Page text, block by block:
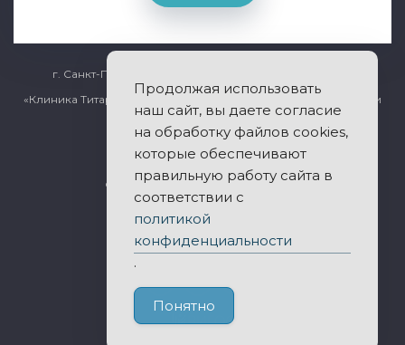
г. Санкт-Петербург, Общественный переулок дом 5
«Клиника Титарчука» - лечение заболеваний позвоночника и
суставов.
© 2011-2026 Все права защищены.
Публичная оферта
Политика конфиденциальности
Продолжая использовать
наш сайт, вы даете согласие
на обработку файлов cookies,
которые обеспечивают
правильную работу сайта в
соответствии с
политикой
конфиденциальности
.
Понятно